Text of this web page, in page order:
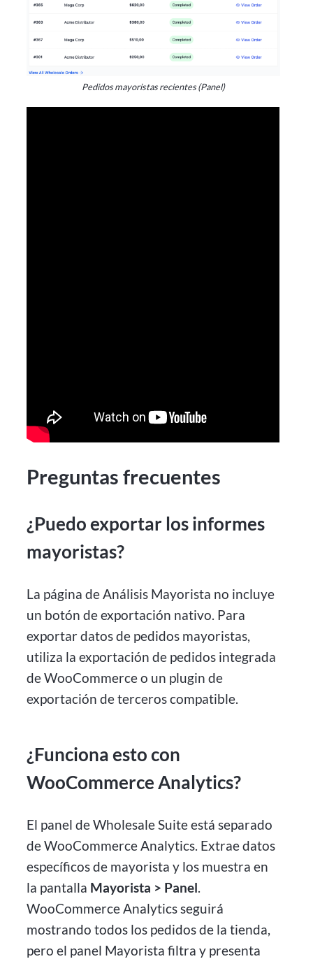
Pedidos mayoristas recientes (Panel)
Preguntas frecuentes
¿Puedo exportar los informes
mayoristas?
La página de Análisis Mayorista no incluye
un botón de exportación nativo. Para
exportar datos de pedidos mayoristas,
utiliza la exportación de pedidos integrada
de WooCommerce o un plugin de
exportación de terceros compatible.
¿Funciona esto con
WooCommerce Analytics?
El panel de Wholesale Suite está separado
de WooCommerce Analytics. Extrae datos
específicos de mayorista y los muestra en
la pantalla Mayorista > Panel.
WooCommerce Analytics seguirá
mostrando todos los pedidos de la tienda,
pero el panel Mayorista filtra y presenta